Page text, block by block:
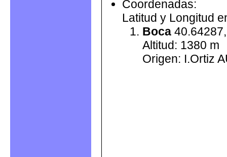
Coordenadas:
Latitud y Longitud
Boca
Altitud: 1380 m
Origen: I.Ortiz